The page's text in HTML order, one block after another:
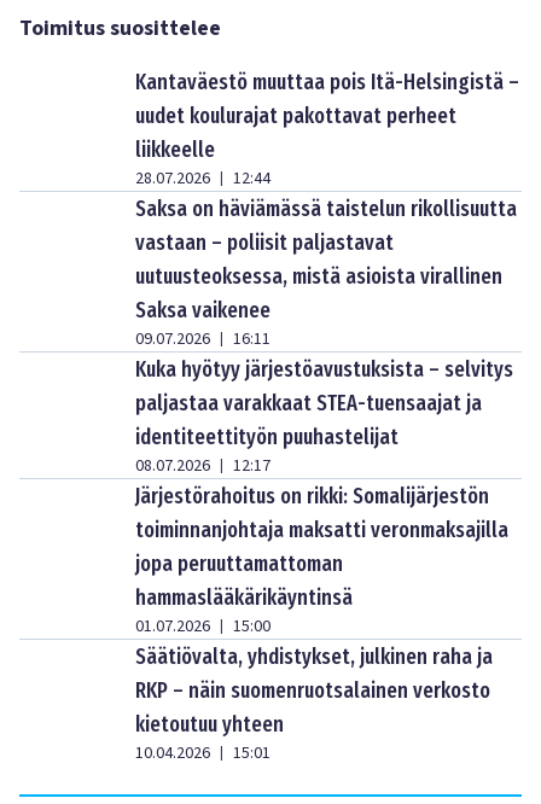
Toimitus suosittelee
Kantaväestö muuttaa pois Itä-Helsingistä –
uudet koulurajat pakottavat perheet
liikkeelle
28.07.2026 | 12:44
Saksa on häviämässä taistelun rikollisuutta
vastaan – poliisit paljastavat
uutuusteoksessa, mistä asioista virallinen
Saksa vaikenee
09.07.2026 | 16:11
Kuka hyötyy järjestöavustuksista – selvitys
paljastaa varakkaat STEA-tuensaajat ja
identiteettityön puuhastelijat
08.07.2026 | 12:17
Järjestörahoitus on rikki: Somalijärjestön
toiminnanjohtaja maksatti veronmaksajilla
jopa peruuttamattoman
hammaslääkärikäyntinsä
01.07.2026 | 15:00
Säätiövalta, yhdistykset, julkinen raha ja
RKP – näin suomenruotsalainen verkosto
kietoutuu yhteen
10.04.2026 | 15:01